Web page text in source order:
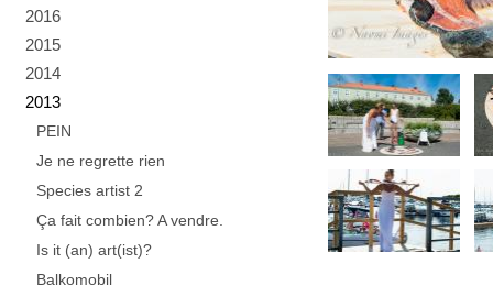
2016
2015
2014
2013
PEIN
Je ne regrette rien
Species artist 2
Ça fait combien? A vendre.
Is it (an) art(ist)?
Balkomobil